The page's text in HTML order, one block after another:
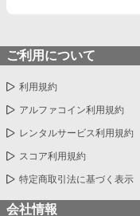
ご利用について
利用規約
アルファコイン利用規約
レンタルサービス利用規約
スコア利用規約
特定商取引法に基づく表示
会社情報